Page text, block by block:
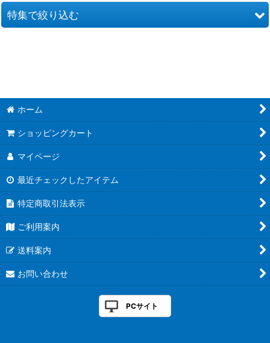
並び順 :
特集で絞り込む
PEジガーULT
ドンペペ８
キャストウェイＰＥ
DUELエギセール
サンライン バッテリー
ホットヒーター特集
テクミーＳＰ
ホーム
ショッピングカート
マイページ
最近チェックしたアイテム
特定商取引法表示
ご利用案内
送料案内
お問い合わせ
PCサイト